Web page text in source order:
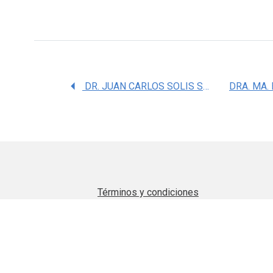
DR. JUAN CARLOS SOLIS SAINZ
Términos y condiciones